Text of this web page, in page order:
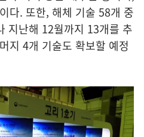
다. 또한, 해체 기술 58개 중
지난해 12월까지 13개를 추
지 4개 기술도 확보할 예정